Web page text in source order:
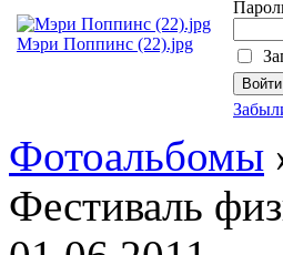
Мэри Поппинс (22).jpg
Фотоальбомы
Фестиваль